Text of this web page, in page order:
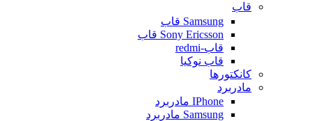
قاب
Samsung قاب
Sony Ericsson قاب
قاب-redmi
قاب نوکیا
کانکتورها
مادربرد
IPhone مادربرد
Samsung مادربرد